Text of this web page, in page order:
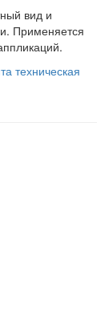
вид и
Применяется
техническая